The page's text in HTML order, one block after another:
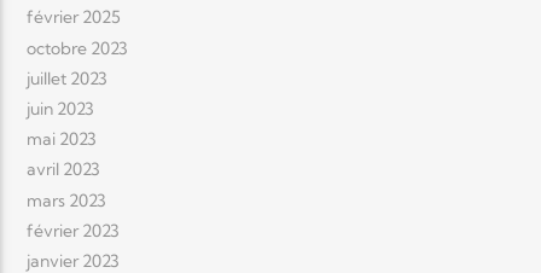
février 2025
octobre 2023
juillet 2023
juin 2023
mai 2023
avril 2023
mars 2023
février 2023
janvier 2023